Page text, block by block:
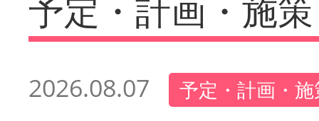
予定・計画・施策
2026.08.07 予定・計画・